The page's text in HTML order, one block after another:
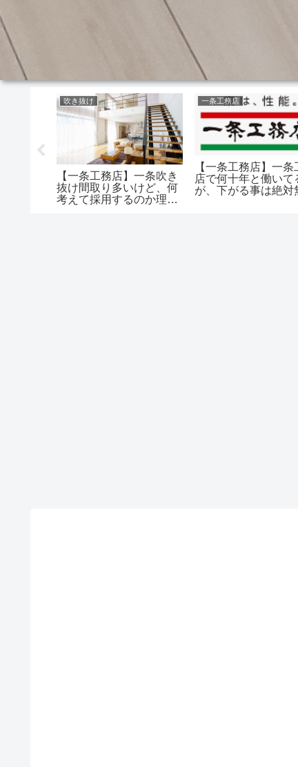
吹き抜け
【一条工務店】一条吹き
抜け間取り多いけど、何
考えて採用するのか理解
一条工務店
【一条工務店】一条
店で何十年と働いて
が、下がる事は絶対